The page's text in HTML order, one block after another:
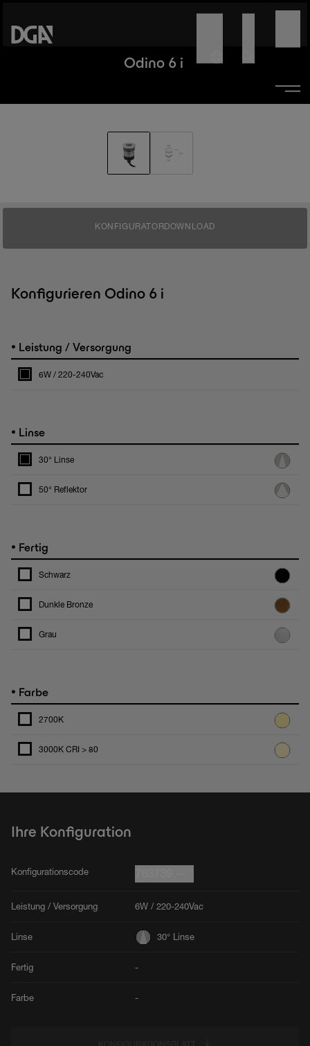
Odino 6 i
KONFIGURATORDOWNLOAD
Konfigurieren Odino 6 i
• Leistung / Versorgung
6W / 220-240Vac
• Linse
30° Linse
50° Reflektor
• Fertig
Schwarz
Dunkle Bronze
Grau
• Farbe
2700K
3000K CRI > 80
Ihre Konfiguration
Konfigurationscode
Leistung / Versorgung 6W / 220-240Vac
Linse 30° Linse
Fertig -
Farbe -